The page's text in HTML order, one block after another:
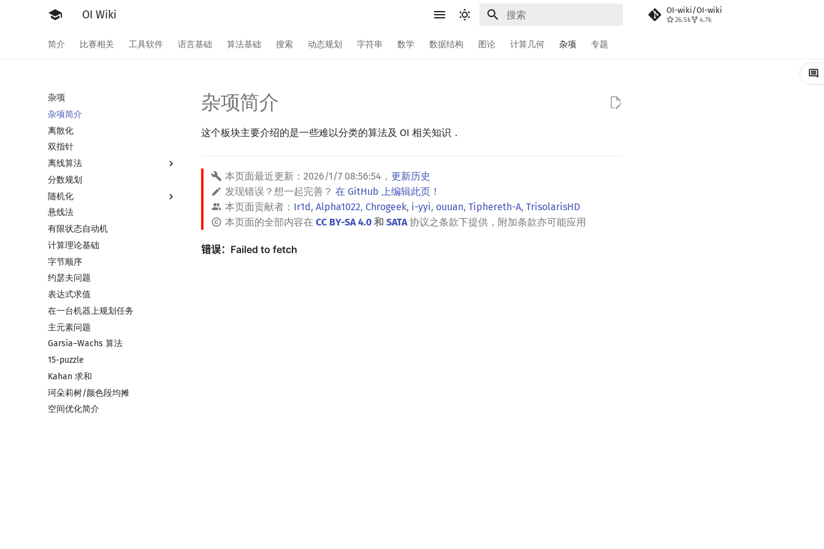
OI Wiki OI-wiki/OI-wiki
26.5k 4.7k
简介 比赛相关 工具软件 语言基础 算法基础 搜索 动态规划 字符串 数学 数据结构 图论 计算几何 杂项 专题
杂项
杂项简介
离散化
双指针
离线算法
离线算法简介
CDQ 分治
整体二分
莫队算法
莫队算法简介
普通莫队算法
带修改莫队
树上莫队
回滚莫队
二维莫队
莫队二次离线
莫队配合 bitset
分数规划
随机化
随机函数
随机化技巧
爬山算法
模拟退火
悬线法
有限状态自动机
计算理论基础
字节顺序
约瑟夫问题
表达式求值
在一台机器上规划任务
主元素问题
Garsia–Wachs 算法
15-puzzle
Kahan 求和
珂朵莉树/颜色段均摊
空间优化简介
杂项简介
这个板块主要介绍的是一些难以分类的算法及 OI 相关知识．
本页面最近更新： 2026/1/7 08:56:54 ， 更新历史
发现错误？想一起完善？ 在 GitHub 上编辑此页！
本页面贡献者： Ir1d, Alpha1022, Chrogeek, i-yyi, ouuan, Tiphereth-A, TrisolarisHD
本页面的全部内容在 CC BY-SA 4.0 和 SATA协议之条款下提供，附加条款亦可能应用